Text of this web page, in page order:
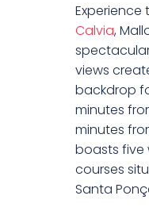
Experience
Calvia,
views
backdrop
minutes
minutes
boasts five
courses
Santa